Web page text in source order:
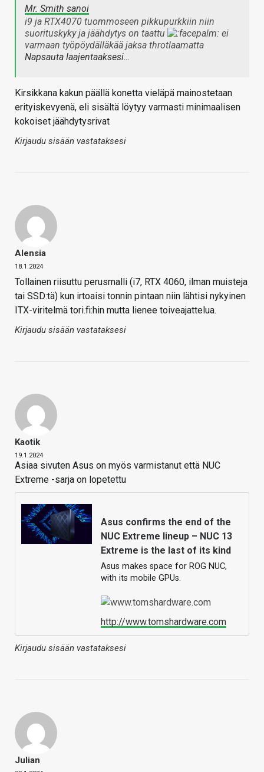
Mr. Smith sanoi
i9 ja RTX4070 tuommoseen pikkupurkkiin niin
suorituskyky ja jäähdytys on taattu
ei
varmaan työpöydälläkää jaksa throtlaamatta
Napsauta laajentaaksesi…
Kirsikkana kakun päällä konetta vieläpä mainostetaan
erityiskevyenä, eli sisältä löytyy varmasti minimaalisen
kokoiset jäähdytysrivat
Kirjaudu sisään vastataksesi
Alensia
18.1.2024
Tollainen riisuttu perusmalli (i7, RTX 4060, ilman muisteja
tai SSD:tä) kun irtoaisi tonnin pintaan niin lähtisi nykyinen
ITX-viritelmä tori.fi:hin mutta lienee toiveajattelua.
Kirjaudu sisään vastataksesi
Kaotik
19.1.2024
Asiaa sivuten Asus on myös varmistanut että NUC
Extreme -sarja on lopetettu
Asus confirms the end of the
NUC Extreme lineup – NUC 13
Extreme is the last of its kind
Asus makes space for ROG NUC,
with its mobile GPUs.
http://www.tomshardware.com
Kirjaudu sisään vastataksesi
Julian